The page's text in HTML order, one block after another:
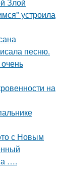
устроила
песню.
на
с Новым
а ….